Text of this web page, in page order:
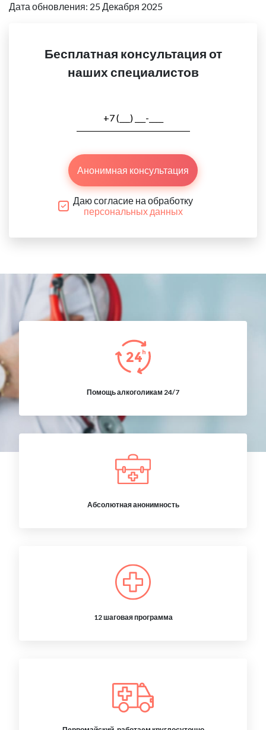
Дата обновления: 25 Декабря 2025
Бесплатная консультация от
наших специалистов
Анонимная консультация
Даю согласие на обработку
персональных данных
Помощь алкоголикам 24/7
Абсолютная анонимность
12 шаговая программа